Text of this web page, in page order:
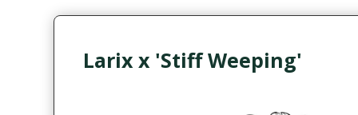
Larix x 'Stiff Weeping'